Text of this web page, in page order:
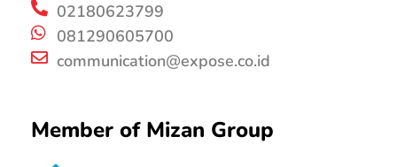
02180623799
081290605700
communication@expose.co.id
Member of Mizan Group